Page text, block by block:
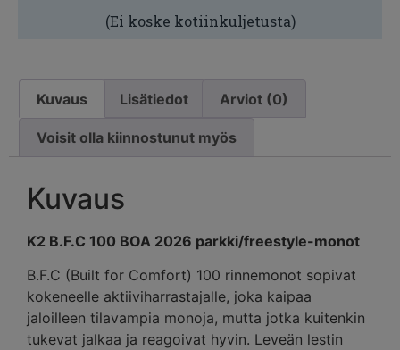
(Ei koske kotiinkuljetusta)
Kuvaus Lisätiedot Arviot (0)
Voisit olla kiinnostunut myös
Kuvaus
K2 B.F.C 100 BOA 2026 parkki/freestyle-monot
B.F.C (Built for Comfort) 100 rinnemonot sopivat
kokeneelle aktiiviharrastajalle, joka kaipaa
jaloilleen tilavampia monoja, mutta jotka kuitenkin
tukevat jalkaa ja reagoivat hyvin. Leveän lestin